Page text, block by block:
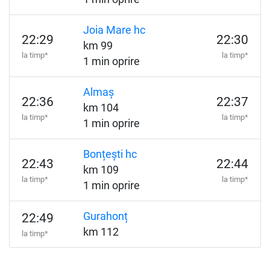
22:29
la timp*
Joia Mare hc
km 99
1 min oprire
22:30
la timp*
22:36
la timp*
Almaș
km 104
1 min oprire
22:37
la timp*
22:43
la timp*
Bonțești hc
km 109
1 min oprire
22:44
la timp*
22:49
la timp*
Gurahonț
km 112